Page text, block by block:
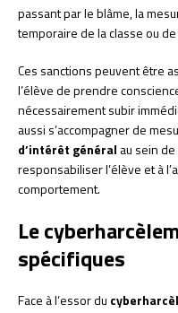
passant par le blâme, la
temporaire de la classe ou
Ces sanctions peuvent être
l’élève de prendre
nécessairement subir
aussi s’accompagner de
d’intérêt général au sein
responsabiliser l’élève et à
comportement.
Le
spécifiques
Face à l’essor du